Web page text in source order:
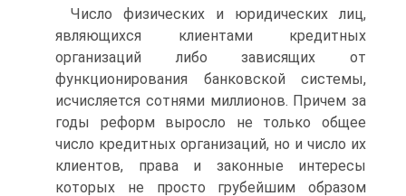
Число физических и юридических лиц,
являющихся клиентами кредитных
организаций либо зависящих от
функционирования банковской системы,
исчисляется сотнями миллионов. Причем за
годы реформ выросло не только общее
число кредитных организаций, но и число их
клиентов, права и законные интересы
которых не просто грубейшим образом